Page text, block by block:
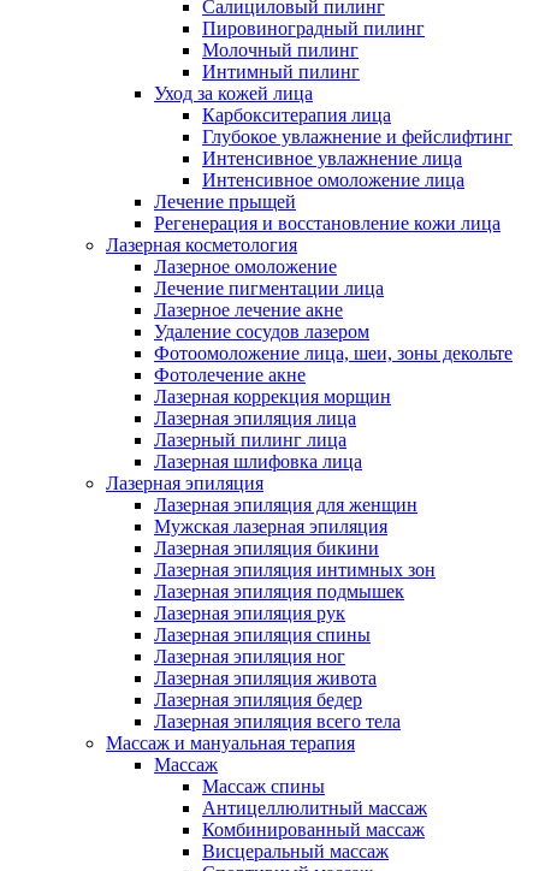
Салициловый пилинг
Пировиноградный пилинг
Молочный пилинг
Интимный пилинг
Уход за кожей лица
Карбокситерапия лица
Глубокое увлажнение и фейслифтинг
Интенсивное увлажнение лица
Интенсивное омоложение лица
Лечение прыщей
Регенерация и восстановление кожи лица
Лазерная косметология
Лазерное омоложение
Лечение пигментации лица
Лазерное лечение акне
Удаление сосудов лазером
Фотоомоложение лица, шеи, зоны декольте
Фотолечение акне
Лазерная коррекция морщин
Лазерная эпиляция лица
Лазерный пилинг лица
Лазерная шлифовка лица
Лазерная эпиляция
Лазерная эпиляция для женщин
Мужская лазерная эпиляция
Лазерная эпиляция бикини
Лазерная эпиляция интимных зон
Лазерная эпиляция подмышек
Лазерная эпиляция рук
Лазерная эпиляция спины
Лазерная эпиляция ног
Лазерная эпиляция живота
Лазерная эпиляция бедер
Лазерная эпиляция всего тела
Массаж и мануальная терапия
Массаж
Массаж спины
Антицеллюлитный массаж
Комбинированный массаж
Висцеральный массаж